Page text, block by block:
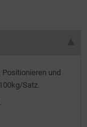
und
Satz.